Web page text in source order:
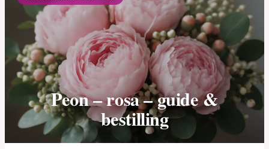
Peon – rosa – guide &
bestilling